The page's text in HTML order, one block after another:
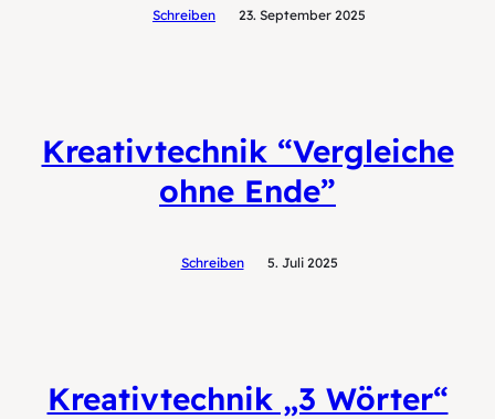
Schreiben 23. September 2025
Kreativtechnik “Vergleiche
ohne Ende”
Schreiben 5. Juli 2025
Kreativtechnik „3 Wörter“